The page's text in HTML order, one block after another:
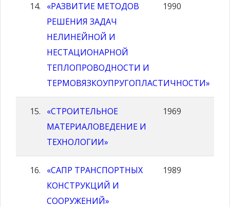
«РАЗВИТИЕ МЕТОДОВ
РЕШЕНИЯ ЗАДАЧ
НЕЛИНЕЙНОЙ И
НЕСТАЦИОНАРНОЙ
ТЕПЛОПРОВОДНОСТИ И
ТЕРМОВЯЗКОУПРУГОПЛАСТИЧНОСТИ»
1990
«СТРОИТЕЛЬНОЕ
МАТЕРИАЛОВЕДЕНИЕ И
ТЕХНОЛОГИИ»
1969
«САПР ТРАНСПОРТНЫХ
КОНСТРУКЦИЙ И
СООРУЖЕНИЙ»
1989